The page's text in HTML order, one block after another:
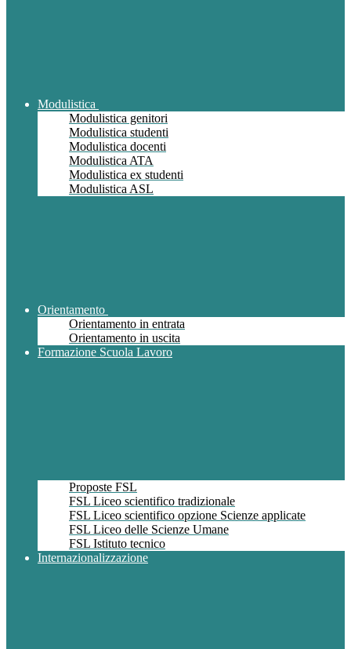
Modulistica
Modulistica genitori
Modulistica studenti
Modulistica docenti
Modulistica ATA
Modulistica ex studenti
Modulistica ASL
Orientamento
Orientamento in entrata
Orientamento in uscita
Formazione Scuola Lavoro
Proposte FSL
FSL Liceo scientifico tradizionale
FSL Liceo scientifico opzione Scienze applicate
FSL Liceo delle Scienze Umane
FSL Istituto tecnico
Internazionalizzazione